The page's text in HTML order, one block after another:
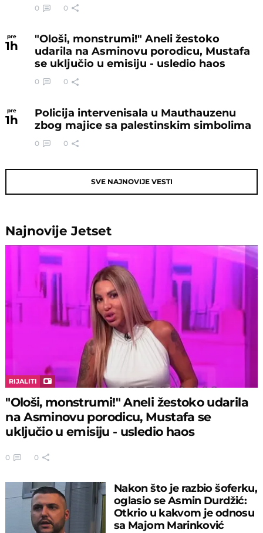
0 0
pre
1h
"Ološi, monstrumi!" Aneli žestoko
udarila na Asminovu porodicu, Mustafa
se uključio u emisiju - usledio haos
0 0
pre
1h
Policija intervenisala u Mauthauzenu
zbog majice sa palestinskim simbolima
0 0
SVE NAJNOVIJE VESTI
NajnovijeJetset
RIJALITI
"Ološi, monstrumi!" Aneli žestoko udarila
na Asminovu porodicu, Mustafa se
uključio u emisiju - usledio haos
0 0
Nakon što je razbio šoferku,
oglasio se Asmin Durdžić:
Otkrio u kakvom je odnosu
sa Majom Marinković